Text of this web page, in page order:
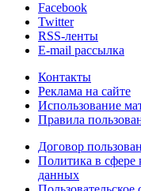
Facebook
Twitter
RSS-ленты
E-mail рассылка
Контакты
Реклама на сайте
Использование
Правила
Договор
Политика в сфере
данных